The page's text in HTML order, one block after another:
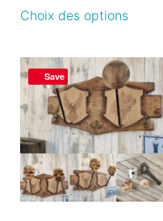
Choix des options
Save